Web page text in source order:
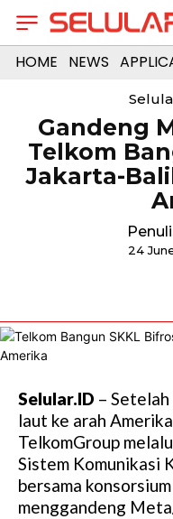
HOME NEWS
Gandeng
Telkom
Jakarta-
24
Selular.ID –
laut ke arah
TelkomGroup
Sistem Komunikasi
bersama
menggandeng